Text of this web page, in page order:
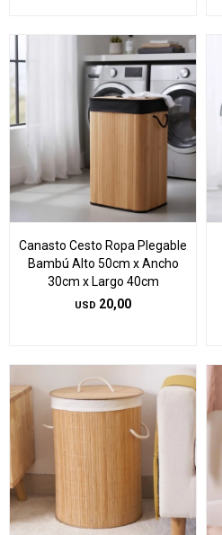
Canasto Cesto Ropa Plegable
Bambú Alto 50cm x Ancho
30cm x Largo 40cm
USD 20,00